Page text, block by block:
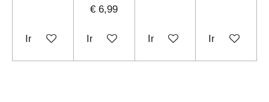
In winkelwagen
€ 6,99
In winkelwagenIn winkelwagen
In